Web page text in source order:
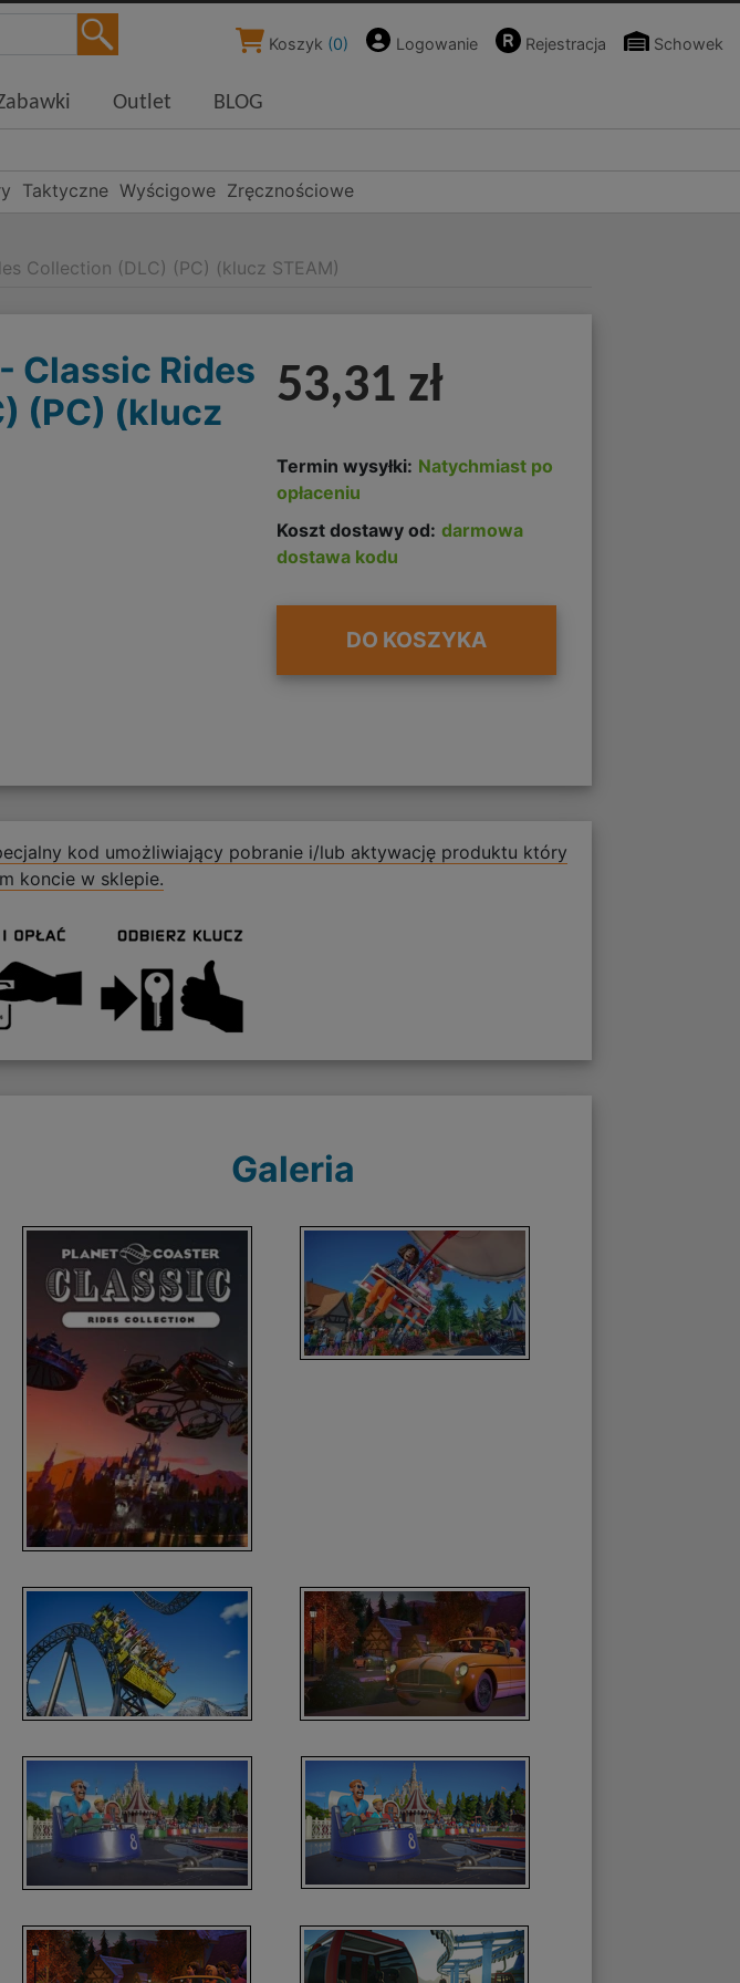
Koszyk (0) Logowanie Rejestracja Schowek
Outlet
BLOG
Taktyczne Wyścigowe Zręcznościowe
Collection (DLC) (PC) (klucz STEAM)
Classic Rides
(PC) (klucz
53,31 zł
Termin wysyłki: Natychmiast po
opłaceniu
Koszt dostawy od: darmowa
dostawa kodu
DO KOSZYKA
kod umożliwiający pobranie i/lub aktywację produktu który
koncie w sklepie.
Galeria